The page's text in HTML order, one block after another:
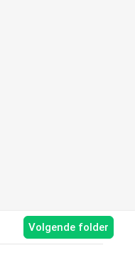
Volgende folder